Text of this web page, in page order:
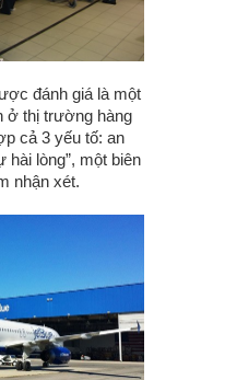
đánh giá là một
ở thị trường hàng
cả 3 yếu tố: an
hài lòng”, một biên
nhận xét.